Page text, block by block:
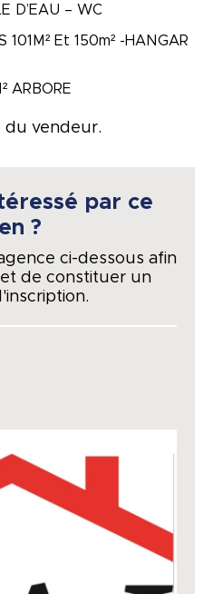
D’EAU – WC
Et 150m² -HANGAR
ARBORE
du vendeur.
par ce
?
ci-dessous afin
de constituer un